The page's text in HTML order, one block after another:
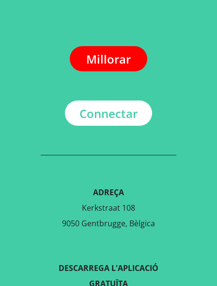
Millorar
Connectar
ADREÇA
Kerkstraat 108
9050 Gentbrugge, Bèlgica
DESCARREGA L'APLICACIÓ
GRATUÏTA